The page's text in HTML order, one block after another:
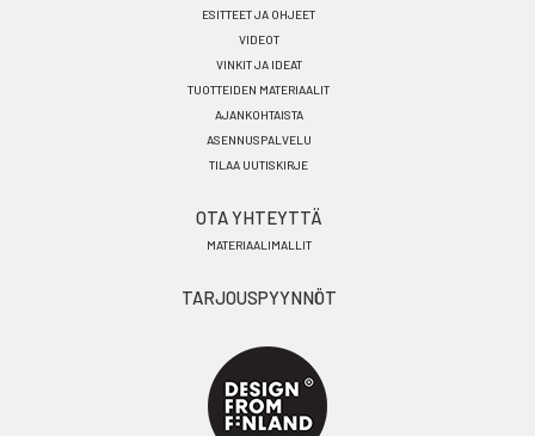
ESITTEET JA OHJEET
VIDEOT
VINKIT JA IDEAT
TUOTTEIDEN MATERIAALIT
AJANKOHTAISTA
ASENNUSPALVELU
TILAA UUTISKIRJE
OTA YHTEYTTÄ
MATERIAALIMALLIT
TARJOUSPYYNNÖT